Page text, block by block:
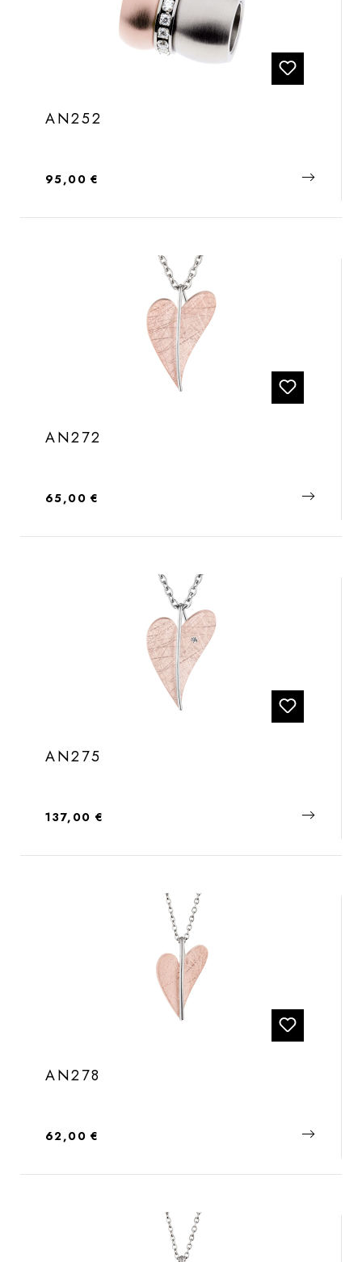
AN252
Regulärer Preis:
95,00 €
AN272
Regulärer Preis:
65,00 €
AN275
Regulärer Preis:
137,00 €
AN278
Regulärer Preis:
62,00 €